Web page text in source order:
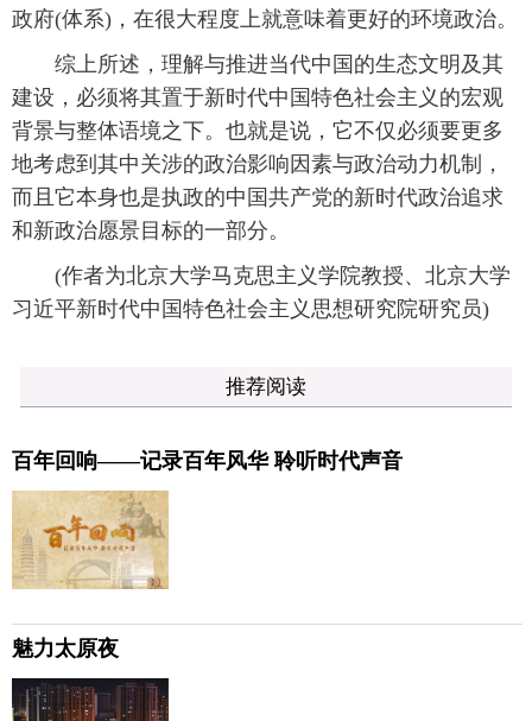
政府(体系)，在很大程度上就意味着更好的环境政治。
综上所述，理解与推进当代中国的生态文明及其
建设，必须将其置于新时代中国特色社会主义的宏观
背景与整体语境之下。也就是说，它不仅必须要更多
地考虑到其中关涉的政治影响因素与政治动力机制，
而且它本身也是执政的中国共产党的新时代政治追求
和新政治愿景目标的一部分。
(作者为北京大学马克思主义学院教授、北京大学
习近平新时代中国特色社会主义思想研究院研究员)
推荐阅读
百年回响——记录百年风华 聆听时代声音
魅力太原夜